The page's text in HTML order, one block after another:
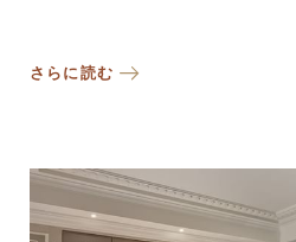
さらに読む